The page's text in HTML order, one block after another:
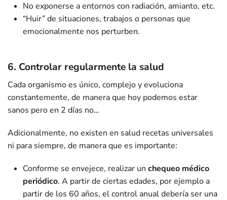
No exponerse a entornos con radiación, amianto, etc.
“Huir” de situaciones, trabajos o personas que
emocionalmente nos perturben.
6. Controlar regularmente la salud
Cada organismo es único, complejo y evoluciona
constantemente, de manera que hoy podemos estar
sanos pero en 2 días no…
Adicionalmente, no existen en salud recetas universales
ni para siempre, de manera que es importante:
Conforme se envejece, realizar un chequeo médico
periódico. A partir de ciertas edades, por ejemplo a
partir de los 60 años, el control anual debería ser una